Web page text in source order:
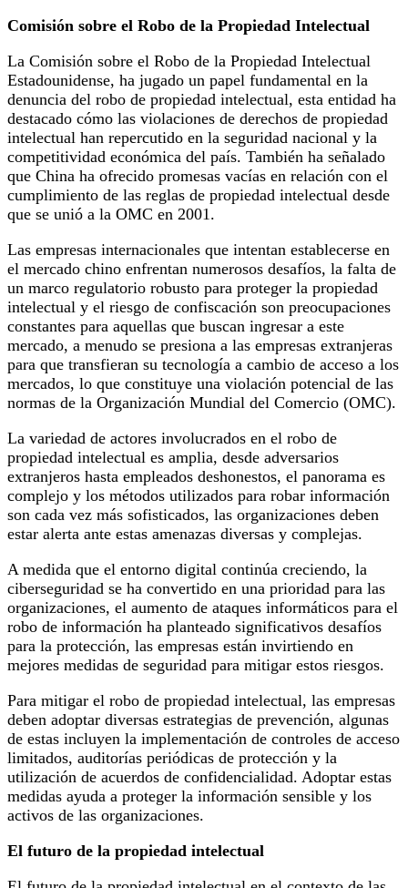
Comisión sobre el Robo de la Propiedad Intelectual
La Comisión sobre el Robo de la Propiedad Intelectual
Estadounidense, ha jugado un papel fundamental en la
denuncia del robo de propiedad intelectual, esta entidad ha
destacado cómo las violaciones de derechos de propiedad
intelectual han repercutido en la seguridad nacional y la
competitividad económica del país. También ha señalado
que China ha ofrecido promesas vacías en relación con el
cumplimiento de las reglas de propiedad intelectual desde
que se unió a la OMC en 2001.
Las empresas internacionales que intentan establecerse en
el mercado chino enfrentan numerosos desafíos, la falta de
un marco regulatorio robusto para proteger la propiedad
intelectual y el riesgo de confiscación son preocupaciones
constantes para aquellas que buscan ingresar a este
mercado, a menudo se presiona a las empresas extranjeras
para que transfieran su tecnología a cambio de acceso a los
mercados, lo que constituye una violación potencial de las
normas de la Organización Mundial del Comercio (OMC).
La variedad de actores involucrados en el robo de
propiedad intelectual es amplia, desde adversarios
extranjeros hasta empleados deshonestos, el panorama es
complejo y los métodos utilizados para robar información
son cada vez más sofisticados, las organizaciones deben
estar alerta ante estas amenazas diversas y complejas.
A medida que el entorno digital continúa creciendo, la
ciberseguridad se ha convertido en una prioridad para las
organizaciones, el aumento de ataques informáticos para el
robo de información ha planteado significativos desafíos
para la protección, las empresas están invirtiendo en
mejores medidas de seguridad para mitigar estos riesgos.
Para mitigar el robo de propiedad intelectual, las empresas
deben adoptar diversas estrategias de prevención, algunas
de estas incluyen la implementación de controles de acceso
limitados, auditorías periódicas de protección y la
utilización de acuerdos de confidencialidad. Adoptar estas
medidas ayuda a proteger la información sensible y los
activos de las organizaciones.
El futuro de la propiedad intelectual